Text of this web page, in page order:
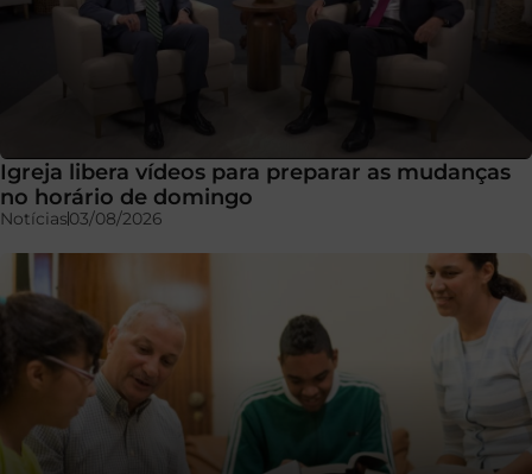
Igreja libera vídeos para preparar as mudanças
no horário de domingo
Notícias03/08/2026